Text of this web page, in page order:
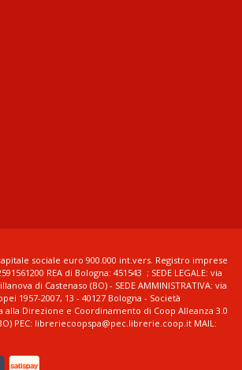
capitale sociale euro 900.000 int.vers. Registro imprese
REA di Bologna: 451543 ; SEDE LEGALE: via
di Castenaso (BO) - SEDE AMMINISTRATIVA: via
1957-2007, 13 - 40127 Bologna - Società
alla Direzione e Coordinamento di Coop Alleanza 3.0
PEC: libreriecoopspa@pec.librerie.coop.it MAIL: